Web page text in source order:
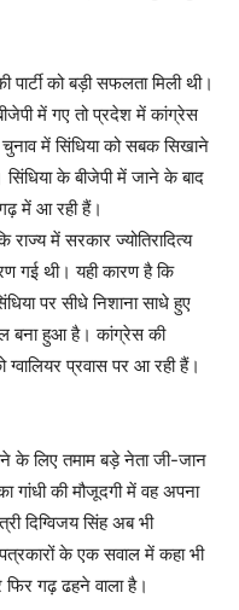
को बड़ी सफलता मिली थी।
में गए तो प्रदेश में कांग्रेस
में सिंधिया को सबक सिखाने
के बीजेपी में जाने के बाद
में आ रही हैं।
में सरकार ज्योतिरादित्य
गई थी। यही कारण है कि
पर सीधे निशाना साधे हुए
बना हुआ है। कांग्रेस की
ग्वालियर प्रवास पर आ रही हैं।
के लिए तमाम बड़े नेता जी-जान
गांधी की मौजूदगी में वह अपना
दिग्विजय सिंह अब भी
पत्रकारों के एक सवाल में कहा भी
गढ़ ढहने वाला है।